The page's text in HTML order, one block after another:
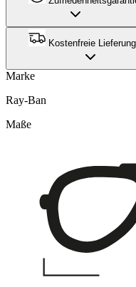
Kostenfreie
Marke
Ray-Ban
Maße